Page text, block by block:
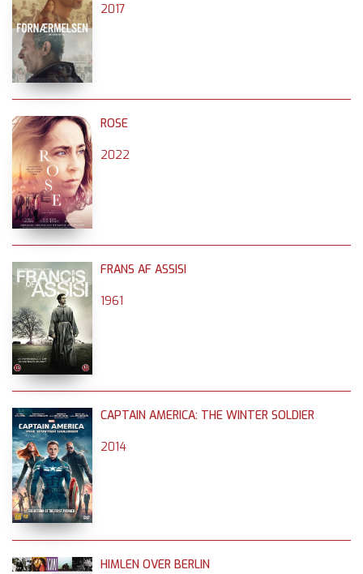
2017
ROSE
2022
FRANS AF ASSISI
1961
CAPTAIN AMERICA: THE WINTER SOLDIER
2014
HIMLEN OVER BERLIN